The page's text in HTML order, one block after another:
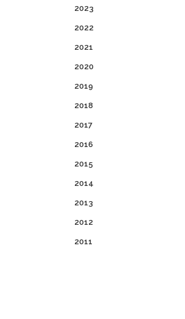
2023
2022
2021
2020
2019
2018
2017
2016
2015
2014
2013
2012
2011